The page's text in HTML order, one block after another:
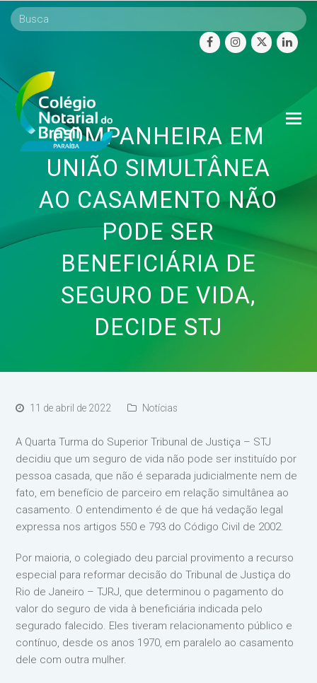
facebookinstagram
twitter
COMPANHEIRA EM
UNIÃO SIMULTÂNEA
AO CASAMENTO NÃO
PODE SER
BENEFICIÁRIA DE
SEGURO DE VIDA,
DECIDE STJ
11 de abril de 2022 Notícias
A Quarta Turma do Superior Tribunal de Justiça – STJ
decidiu que um seguro de vida não pode ser instituído por
pessoa casada, que não é separada judicialmente nem de
fato, em benefício de parceiro em relação simultânea ao
casamento. O entendimento é de que há vedação legal
expressa nos artigos 550 e 793 do Código Civil de 2002.
Por maioria, o colegiado deu parcial provimento a recurso
especial para reformar decisão do Tribunal de Justiça do
Rio de Janeiro – TJRJ, que determinou o pagamento do
valor do seguro de vida à beneficiária indicada pelo
segurado falecido. Eles tiveram relacionamento público e
contínuo, desde os anos 1970, em paralelo ao casamento
dele com outra mulher.